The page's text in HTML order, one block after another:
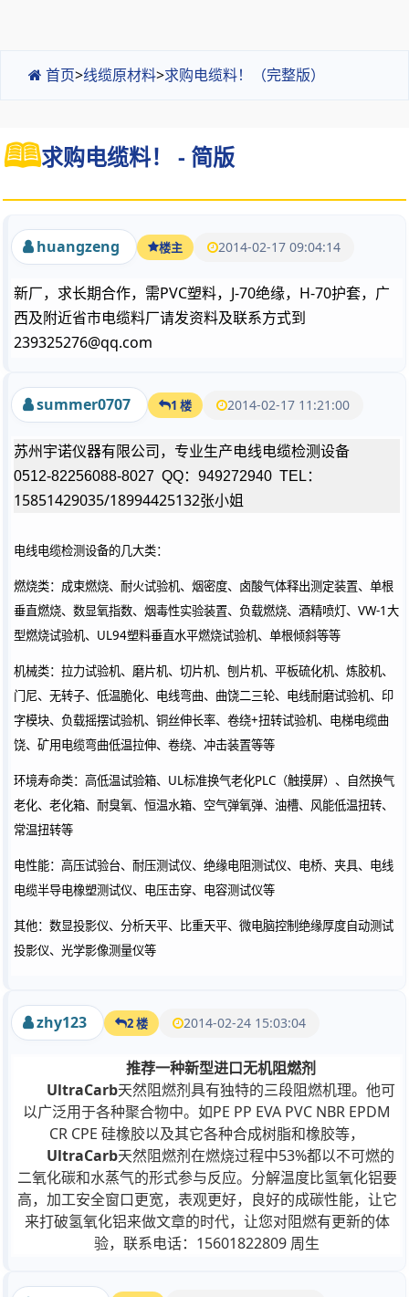
首页>线缆原材料>求购电缆料！（完整版）
求购电缆料！ - 简版
huangzeng 楼主 2014-02-17 09:04:14
新厂，求长期合作，需PVC塑料，J-70绝缘，H-70护套，广
西及附近省市电缆料厂请发资料及联系方式到
239325276@qq.com
summer0707 1 楼 2014-02-17 11:21:00
苏州宇诺仪器有限公司，专业生产电线电缆检测设备
0512-82256088-8027 QQ： 949272940 TEL ：
15851429035/18994425132张小姐
电线电缆检测设备的几大类：
燃烧类：成束燃烧、耐火试验机、烟密度、卤酸气体释出测定装置、单根
垂直燃烧、数显氧指数、烟毒性实验装置、负载燃烧、酒精喷灯、 VW-1大
型燃烧试验机、 UL94塑料垂直水平燃烧试验机、单根倾斜等等
机械类：拉力试验机、磨片机、切片机、刨片机、平板硫化机、炼胶机、
门尼、无转子、低温脆化、电线弯曲、曲饶二三轮、电线耐磨试验机、印
字模块、负载摇摆试验机、铜丝伸长率、卷绕+扭转试验机、电梯电缆曲
饶、矿用电缆弯曲低温拉伸、卷绕、冲击装置等等
环境寿命类：高低温试验箱、 UL标准换气老化PLC （触摸屏）、自然换气
老化、老化箱、耐臭氧、恒温水箱、空气弹氧弹、油槽、风能低温扭转、
常温扭转等
电性能：高压试验台、耐压测试仪、绝缘电阻测试仪、电桥、夹具、电线
电缆半导电橡塑测试仪、电压击穿、电容测试仪等
其他：数显投影仪、分析天平、比重天平、微电脑控制绝缘厚度自动测试
投影仪、光学影像测量仪等
zhy123 2 楼 2014-02-24 15:03:04
推荐一种新型进口无机阻燃剂
UltraCarb天然阻燃剂具有独特的三段阻燃机理。他可
以广泛用于各种聚合物中。如PE PP EVA PVC NBR EPDM
CR CPE 硅橡胶以及其它各种合成树脂和橡胶等，
UltraCarb天然阻燃剂在燃烧过程中53%都以不可燃的
二氧化碳和水蒸气的形式参与反应。分解温度比氢氧化铝要
高，加工安全窗口更宽，表观更好，良好的成碳性能，让它
来打破氢氧化铝来做文章的时代，让您对阻燃有更新的体
验，联系电话：15601822809 周生